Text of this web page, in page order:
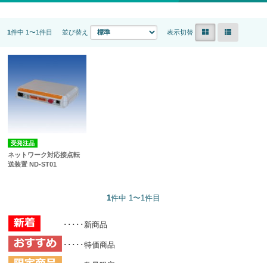
1件中 1〜1件目 並び替え 表示切替
受発注品
ネットワーク対応接点転
送装置 ND-ST01
1件中 1〜1件目
･････新商品
･････特価商品